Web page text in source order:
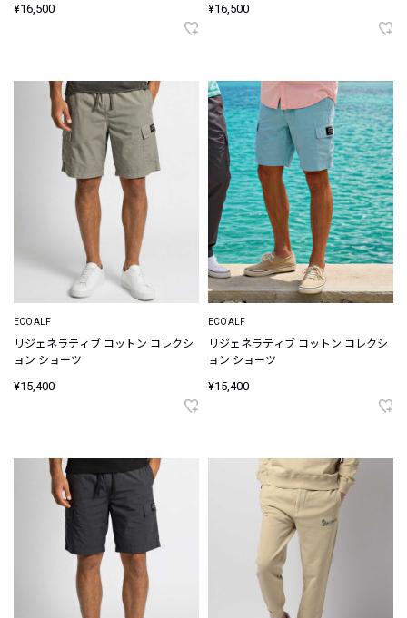
¥16,500 ¥16,500
ECOALF
リジェネラティブ コットン コレクシ
ョン ショーツ
¥15,400
ECOALF
リジェネラティブ コットン コレクシ
ョン ショーツ
¥15,400